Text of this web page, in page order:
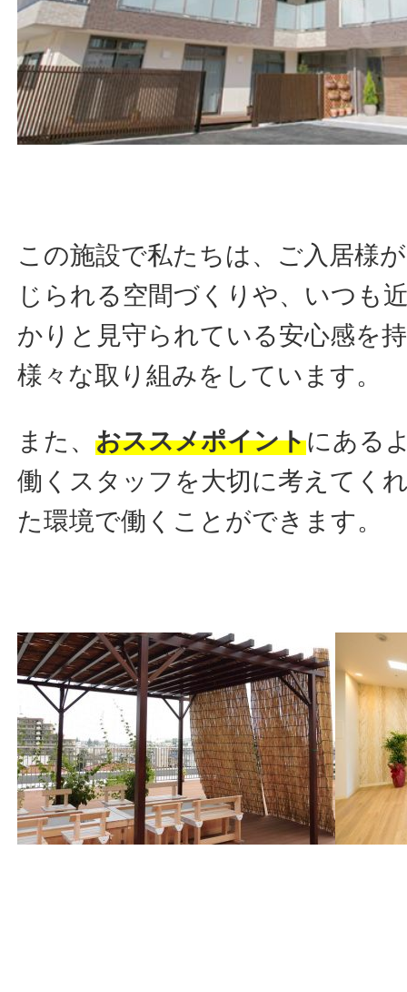
この施設で私たちは、ご入居様
じられる空間づくりや、いつも
かりと見守られている安心感を
様々な取り組みをしています。
また、おススメポイントにある
働くスタッフを大切に考えてく
た環境で働くことができます。